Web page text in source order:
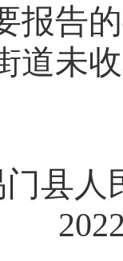
报告
道未
门县人